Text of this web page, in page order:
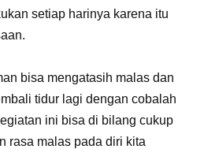
setiap harinya karena itu
bisa mengatasih malas dan
tidur lagi dengan cobalah
ini bisa di bilang cukup
rasa malas pada diri kita